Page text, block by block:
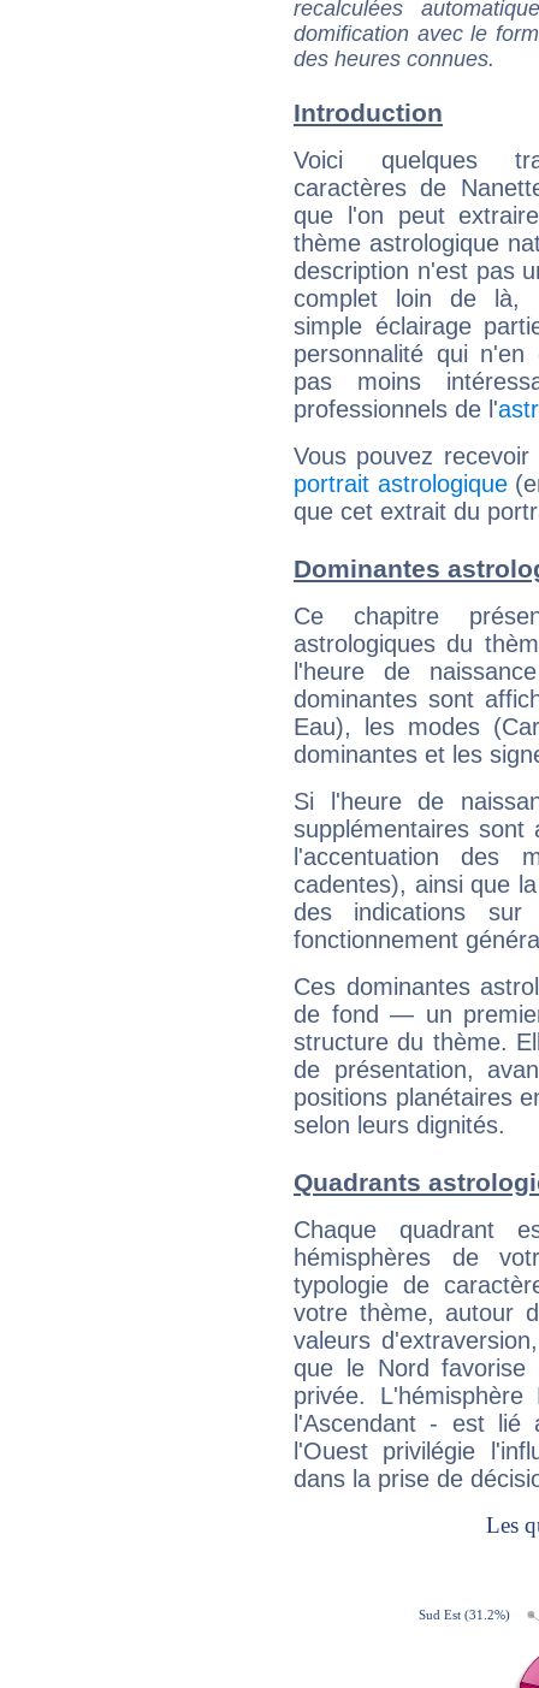
recalculées
domification avec le
des heures connues.
Introduction
Voici quelques
caractères de
que l'on peut
thème astrologique
description n'est pas
complet loin de là,
simple éclairage
personnalité qui n'en
pas moins
professionnels de l'
Vous pouvez
portrait astrologique
que cet extrait du
Dominantes
Ce chapitre
astrologiques du
l'heure de
dominantes sont
Eau), les modes
dominantes et les
Si l'heure de
supplémentaires sont
l'accentuation des
cadentes), ainsi que
des indications sur
fonctionnement
Ces dominantes
de fond — un
structure du thème.
de présentation,
positions planétaires
selon leurs dignités.
Quadrants
Chaque quadrant
hémisphères de
typologie de
votre thème, autour
valeurs
que le Nord favorise
privée.
l'Ascendant - est
l'Ouest privilégie
dans la prise de